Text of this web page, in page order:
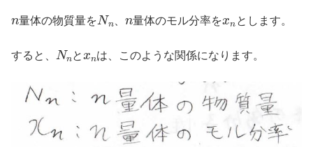
量体の物質量を
Nn
量体のモル分率を とします。
すると、
Nn
と
n
は、このような関係になります。